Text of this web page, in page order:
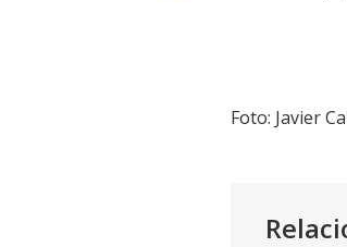
Foto: Javier